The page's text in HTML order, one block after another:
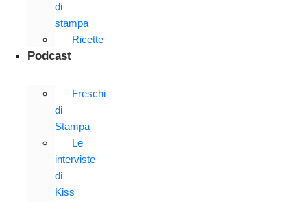
di
stampa
Ricette
Podcast
Freschi
di
Stampa
Le
interviste
di
Kiss